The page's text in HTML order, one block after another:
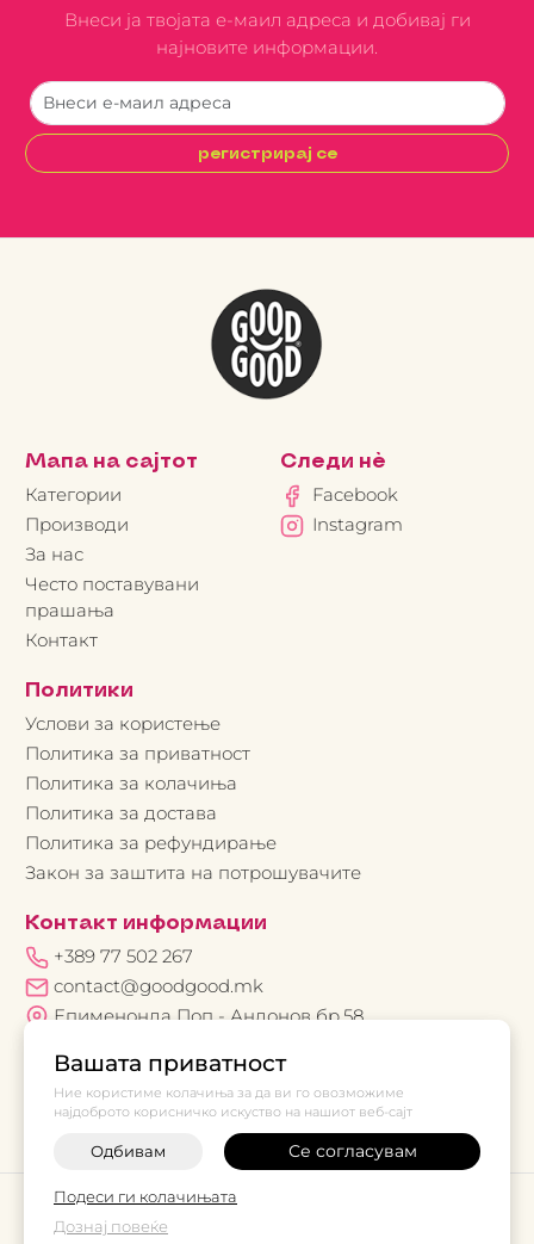
Вашата приватност
Ние користиме колачиња за да ви го овозможиме
најдоброто корисничко искуство на нашиот веб-сајт
Одбивам Се согласувам
Подеси ги колачињата
Дознај повеќе
Внеси ја твојата е-маил адреса и добивај ги
најновите информации.
регистрирај се
Мапа на сајтот
Категории
Производи
За нас
Често поставувани
прашања
Контакт
Политики
Услови за користење
Политика за приватност
Политика за колачиња
Политика за достава
Политика за рефундирање
Закон за заштита на потрошувачите
Контакт информации
+389 77 502 267
contact@goodgood.mk
Епименонда Поп - Андонов бр.58
Следи нè
Facebook
Instagram
©2026Vendor x
Поставки за колачиња